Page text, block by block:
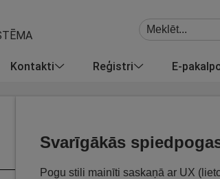
Kontakti Reģistri E-
Svarīgākās
Pogu stili mainīti saskaņā ar UX